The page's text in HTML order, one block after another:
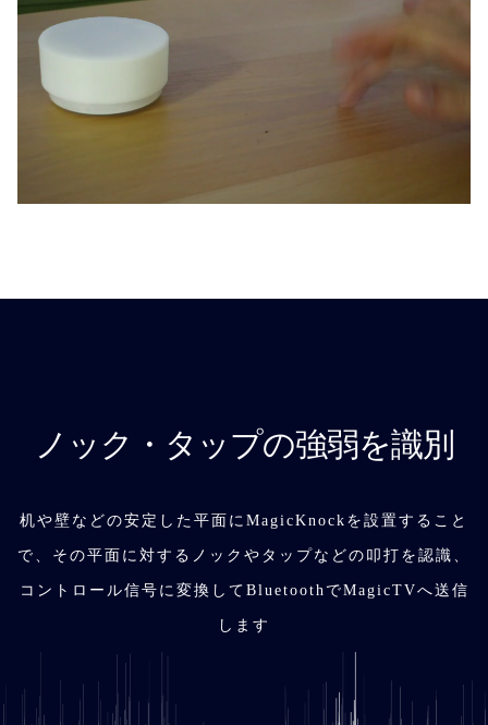
ノック・タップの強弱を識別
机や壁などの安定した平面にMagicKnockを設置すること
で、その平面に対するノックやタップなどの叩打を認識、
コントロール信号に変換してBluetoothでMagicTVへ送信
します